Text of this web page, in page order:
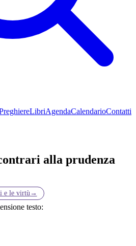
LibriAgendaCalendarioContatti
alla prudenza
e le virtù →
testo: